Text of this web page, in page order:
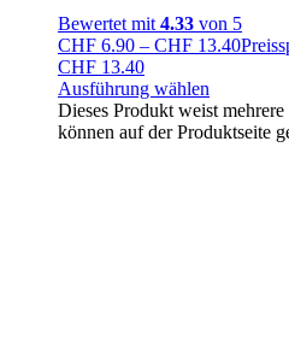
Bewertet mit 4.33 von 5
CHF 6.90 – CHF 13.40
CHF 13.40
Ausführung wählen
Dieses Produkt weist
können auf der Produktseite